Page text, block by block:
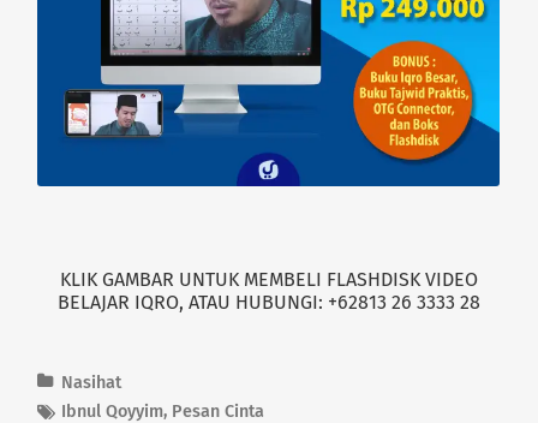
KLIK GAMBAR UNTUK MEMBELI FLASHDISK VIDEO
BELAJAR IQRO, ATAU HUBUNGI: +62813 26 3333 28
Nasihat
Ibnul Qoyyim, Pesan Cinta